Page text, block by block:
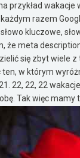
przykład wakacje
razem
kluczowe,
że meta
się zbyt wiele z
ten, w którym
22, 22, 22
Tak więc mamy
dla bieżącego
za osobę. Więc
to